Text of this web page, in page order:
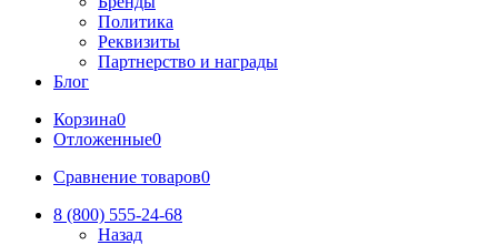
Политика
Реквизиты
Партнерство и награды
Блог
Корзина0
Отложенные0
Сравнение товаров0
8 (800) 555-24-68
Назад